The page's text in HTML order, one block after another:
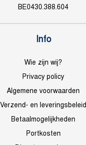
BE0430.388.604
Info
Wie zijn wij?
Privacy policy
Algemene voorwaarden
Verzend- en leveringsbeleid
Betaalmogelijkheden
Portkosten